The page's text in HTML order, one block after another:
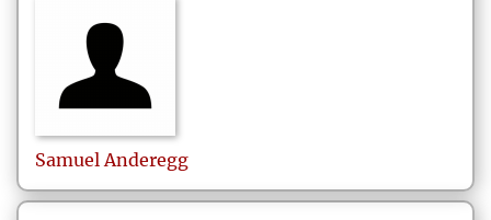
Samuel Anderegg